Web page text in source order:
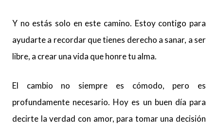
Y no estás solo en este camino. Estoy contigo para
ayudarte a recordar que tienes derecho a sanar, a ser
libre, a crear una vida que honre tu alma.
El cambio no siempre es cómodo, pero es
profundamente necesario. Hoy es un buen día para
decirte la verdad con amor, para tomar una decisión